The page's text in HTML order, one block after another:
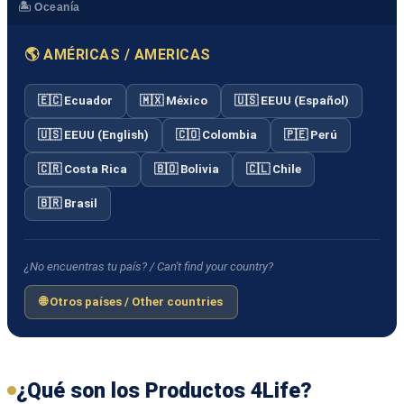
🏝️ Oceanía
🌎 AMÉRICAS / AMERICAS
🇪🇨 Ecuador 🇲🇽 México 🇺🇸 EEUU (Español)
🇺🇸 EEUU (English) 🇨🇴 Colombia 🇵🇪 Perú
🇨🇷 Costa Rica 🇧🇴 Bolivia 🇨🇱 Chile
🇧🇷 Brasil
¿No encuentras tu país? / Can't find your country?
🌐 Otros países / Other countries
¿Qué son los Productos 4Life?